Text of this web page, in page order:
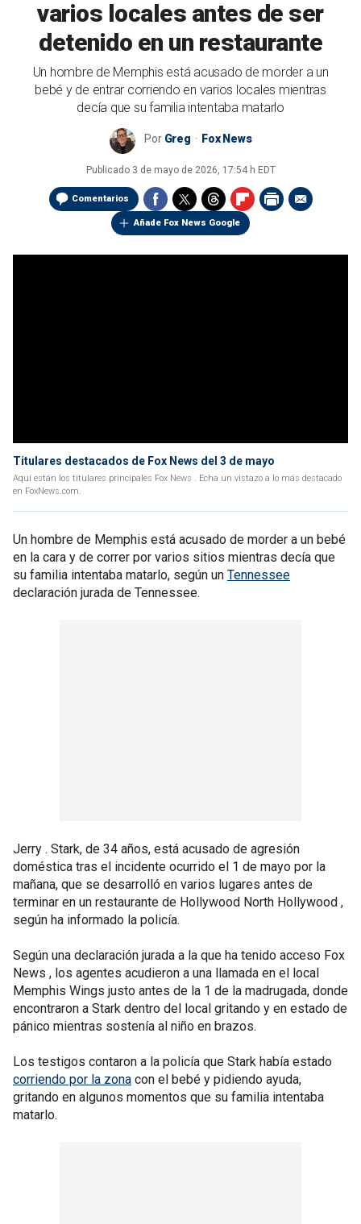
varios locales antes de ser
detenido en un restaurante
Un hombre de Memphis está acusado de morder a un
bebé y de entrar corriendo en varios locales mientras
decía que su familia intentaba matarlo
Por Greg Fox News
Publicado 3 de mayo de 2026, 17:54 h EDT
Comentarios
Añade Fox News Google
Titulares destacados de Fox News del 3 de mayo
Aquí están los titulares principales Fox News . Echa un vistazo a lo más destacado
en FoxNews.com.
Un hombre de Memphis está acusado de morder a un bebé
en la cara y de correr por varios sitios mientras decía que
su familia intentaba matarlo, según un Tennessee
declaración jurada de Tennessee.
Jerry . Stark, de 34 años, está acusado de agresión
doméstica tras el incidente ocurrido el 1 de mayo por la
mañana, que se desarrolló en varios lugares antes de
terminar en un restaurante de Hollywood North Hollywood ,
según ha informado la policía.
Según una declaración jurada a la que ha tenido acceso Fox
News , los agentes acudieron a una llamada en el local
Memphis Wings justo antes de la 1 de la madrugada, donde
encontraron a Stark dentro del local gritando y en estado de
pánico mientras sostenía al niño en brazos.
Los testigos contaron a la policía que Stark había estado
corriendo por la zona con el bebé y pidiendo ayuda,
gritando en algunos momentos que su familia intentaba
matarlo.